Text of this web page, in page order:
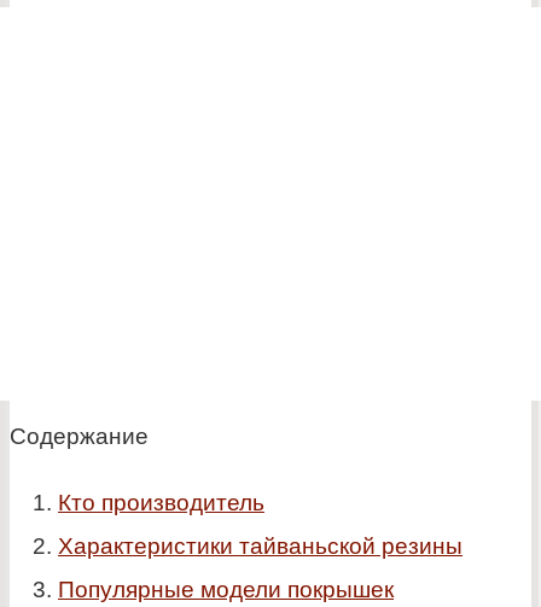
Содержание
Кто производитель
Характеристики тайваньской резины
Популярные модели покрышек